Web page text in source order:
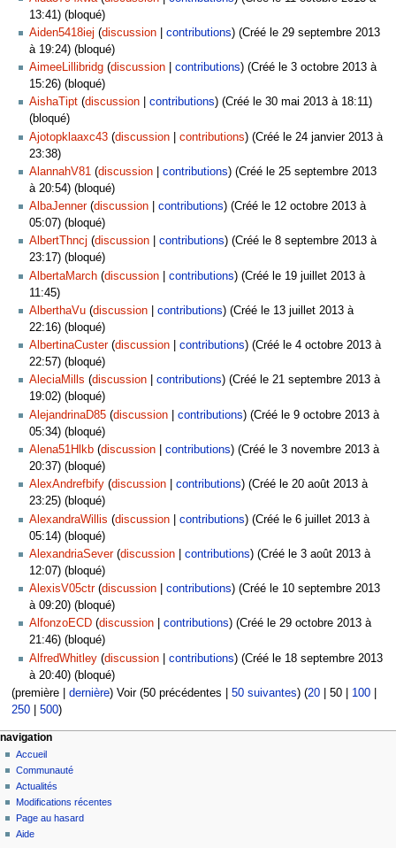
13:41) (bloqué)
Aiden5418iej
discussion contributions
(Créé le 29 septembre 2013
à 19:24) (bloqué)
AimeeLillibridg discussion contributions
(Créé le 3 octobre 2013 à
15:26) (bloqué)
AishaTipt discussion contributions
(Créé le 30 mai 2013 à 18:11)
(bloqué)
Ajotopklaaxc43 discussion contributions
(Créé le 24 janvier 2013 à
23:38)
AlannahV81 discussion contributions
(Créé le 25 septembre 2013
à 20:54) (bloqué)
AlbaJenner discussion contributions
(Créé le 12 octobre 2013 à
05:07) (bloqué)
AlbertThncj
discussion contributions
(Créé le 8 septembre 2013 à
23:17) (bloqué)
AlbertaMarch discussion contributions
(Créé le 19 juillet 2013 à
11:45)
AlberthaVu discussion contributions
(Créé le 13 juillet 2013 à
22:16) (bloqué)
AlbertinaCuster discussion contributions
(Créé le 4 octobre 2013 à
22:57) (bloqué)
AleciaMills
discussion contributions
(Créé le 21 septembre 2013 à
19:02) (bloqué)
AlejandrinaD85 discussion contributions
(Créé le 9 octobre 2013 à
05:34) (bloqué)
Alena51Hlkb discussion contributions
(Créé le 3 novembre 2013 à
20:37) (bloqué)
AlexAndrefbify discussion contributions
(Créé le 20 août 2013 à
23:25) (bloqué)
AlexandraWillis
discussion contributions
(Créé le 6 juillet 2013 à
05:14) (bloqué)
AlexandriaSever discussion contributions
(Créé le 3 août 2013 à
12:07) (bloqué)
AlexisV05ctr discussion contributions
(Créé le 10 septembre 2013
à 09:20) (bloqué)
AlfonzoECD discussion contributions
(Créé le 29 octobre 2013 à
21:46) (bloqué)
AlfredWhitley discussion contributions
(Créé le 18 septembre 2013
à 20:40) (bloqué)
(première| dernière) Voir (50 précédentes 50 suivantes) (20| 50| 100|
250| 500)
navigation
Accueil
Communauté
Actualités
Modifications récentes
Page au hasard
Aide